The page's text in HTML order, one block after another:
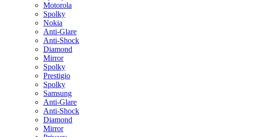
Motorola
Spolky
Nokia
Anti-Glare
Anti-Shock
Diamond
Mirror
Spolky
Prestigio
Spolky
Samsung
Anti-Glare
Anti-Shock
Diamond
Mirror